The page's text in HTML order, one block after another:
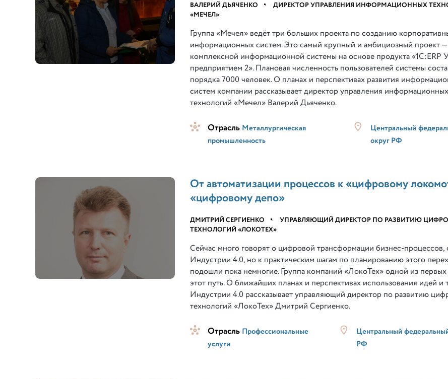
ВАЛЕРИЙ ДЬЯЧЕНКО •
ДИРЕКТОР УПРАВЛЕНИЯ ИНФОРМАЦИОННЫХ
«МЕЧЕЛ»
Группа «Мечел» ведёт три больших проекта по созданию
информационных систем. Это самый крупный и амбициозный проект
комплексной информационной системы на основе продукта «1С:ERP
предприятием 2». Плановая численность пользователей системы
порядка 7000 человек. О планах и перспективах развития
систем компании рассказывает директор управления информационных
технологий «Мечел» Валерий Дьяченко.
Отрасль Металлургическая
промышленность
Центральный
округ РФ
От автоматизации процессов к «цифровому
«цифровому депо»
ДМИТРИЙ СЕРГИЕНКО •
УПРАВЛЯЮЩИЙ ДИРЕКТОР ПО РАЗВИТИЮ
ТЕХНОЛОГИЙ «ЛОКОТЕХ»
Сейчас много говорят о цифровой трансформации бизнес-процессов,
Индустрии 4.0, но к практическим шагам по планированию этого
подошли пока немногие. Группа компаний «ЛокоТех» одной из
этот путь. О ближайших планах и перспективах использования идей и
Индустрии 4.0 рассказывает управляющий директор по развитию
технологий «ЛокоТех» Дмитрий Сергиенко.
Отрасль Профессиональные
услуги
Центральный
РФ